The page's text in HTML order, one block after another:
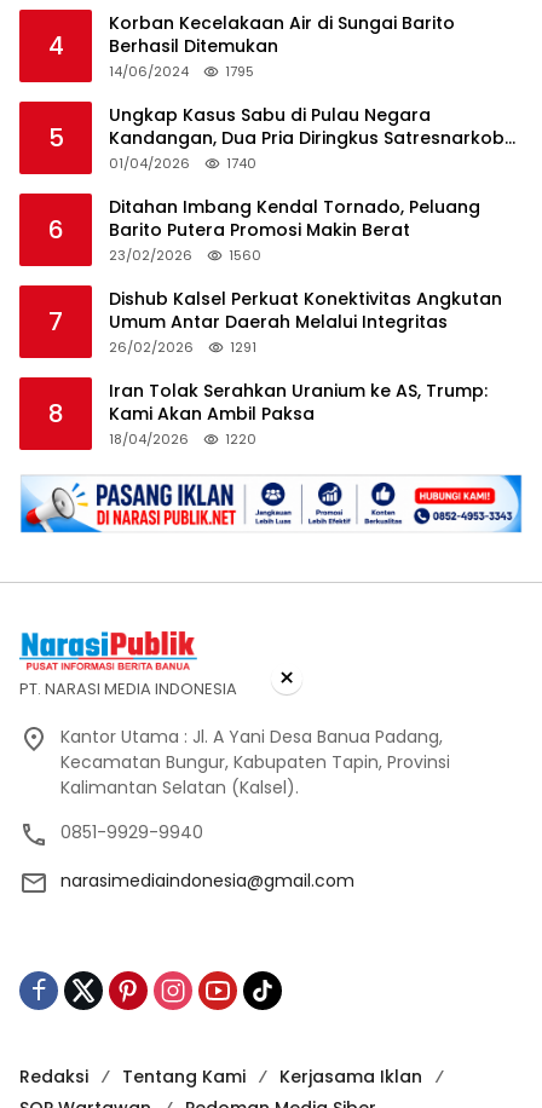
4
Korban Kecelakaan Air di Sungai Barito
Berhasil Ditemukan
14/06/2024 1795
5
Ungkap Kasus Sabu di Pulau Negara
Kandangan, Dua Pria Diringkus Satresnarkoba
HSS
01/04/2026 1740
6
Ditahan Imbang Kendal Tornado, Peluang
Barito Putera Promosi Makin Berat
23/02/2026 1560
7
Dishub Kalsel Perkuat Konektivitas Angkutan
Umum Antar Daerah Melalui Integritas
26/02/2026 1291
8
Iran Tolak Serahkan Uranium ke AS, Trump:
Kami Akan Ambil Paksa
18/04/2026 1220
PT. NARASI MEDIA INDONESIA
Kantor Utama : Jl. A Yani Desa Banua Padang,
Kecamatan Bungur, Kabupaten Tapin, Provinsi
Kalimantan Selatan (Kalsel).
0851-9929-9940
narasimediaindonesia@gmail.com
Redaksi Tentang Kami
Kerjasama Iklan
×